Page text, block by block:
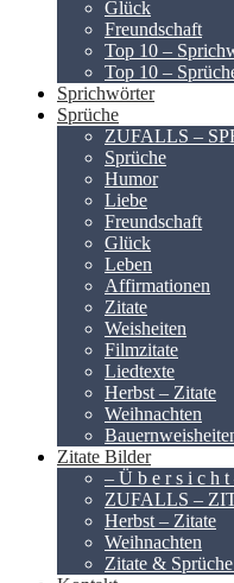
Glück
Freundschaft
Top 10 –
Top 10 –
Sprichwörter
Sprüche
ZUFALLS –
Sprüche
Humor
Liebe
Freundschaft
Glück
Leben
Affirmationen
Zitate
Weisheiten
Filmzitate
Liedtexte
Herbst – Zitate
Weihnachten
Zitate Bilder
– Ü b e r s i c h t
ZUFALLS –
Herbst – Zitate
Weihnachten
Zitate &